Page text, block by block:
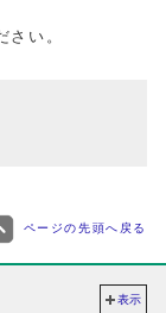
い。
ページの先頭へ戻る
表示